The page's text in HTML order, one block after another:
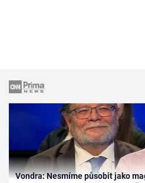
Vondra: Nesmíme působit jako